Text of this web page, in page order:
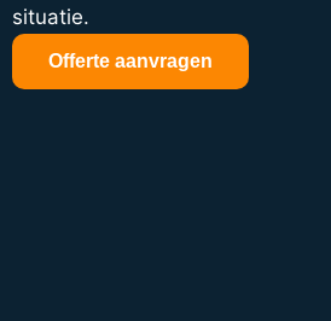
situatie.
Offerte aanvragen